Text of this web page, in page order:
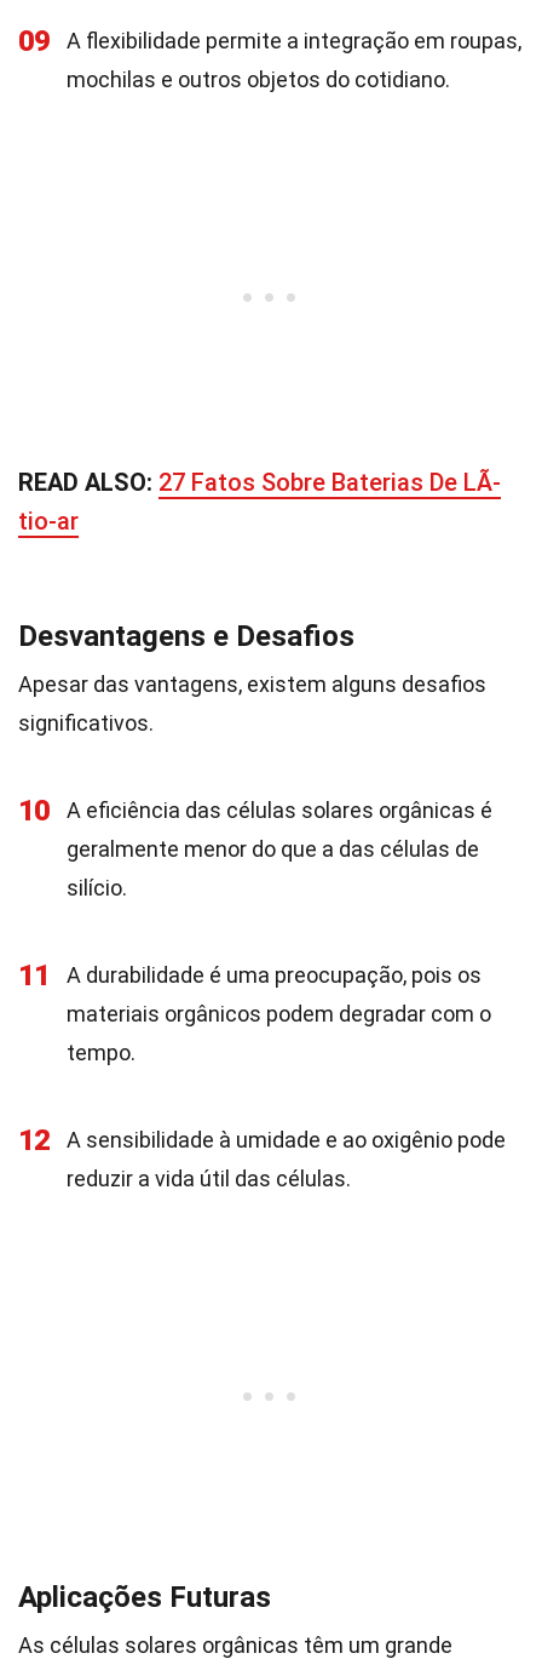
09
A flexibilidade permite a integração em roupas,
mochilas e outros objetos do cotidiano.
READ ALSO: 27 Fatos Sobre Baterias De LÃ­
tio-ar
Desvantagens e Desafios
Apesar das vantagens, existem alguns desafios
significativos.
10
A eficiência das células solares orgânicas é
geralmente menor do que a das células de
silício.
11
A durabilidade é uma preocupação, pois os
materiais orgânicos podem degradar com o
tempo.
12
A sensibilidade à umidade e ao oxigênio pode
reduzir a vida útil das células.
Aplicações Futuras
As células solares orgânicas têm um grande